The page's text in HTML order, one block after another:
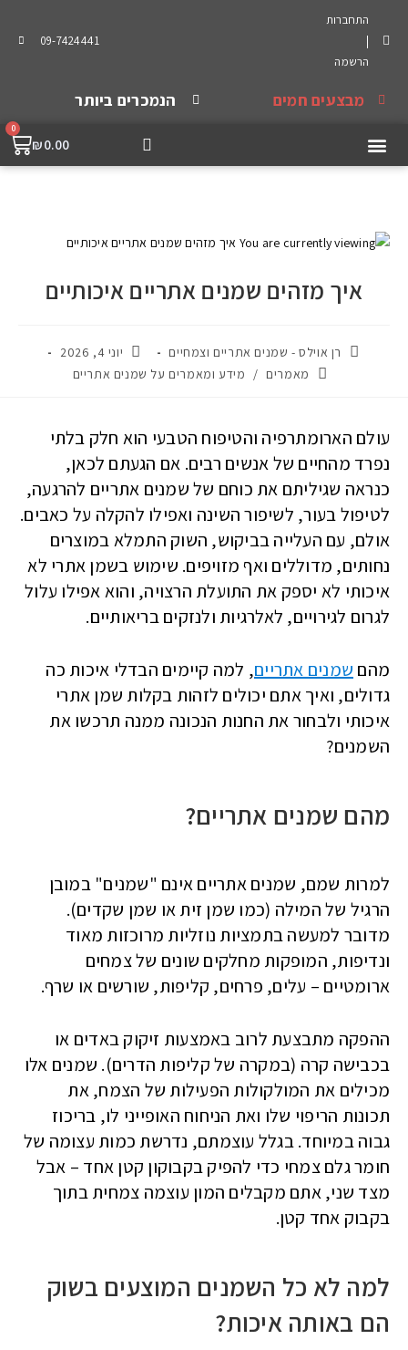
התחברות
|
הרשמה
מבצעים חמים הנמכרים ביותר
09-7424441
₪0.00
0
איך מזהים שמנים אתריים איכותיים
רן אוילס - שמנים אתריים וצמחיים
יוני 4, 2026
מאמרים / מידע ומאמרים על שמנים אתריים
עולם הארומתרפיה והטיפוח הטבעי הוא חלק בלתי
נפרד מהחיים של אנשים רבים. אם הגעתם לכאן,
כנראה שגיליתם את כוחם של שמנים אתריים להרגעה,
לטיפול בעור, לשיפור השינה ואפילו להקלה על כאבים.
אולם, עם העלייה בביקוש, השוק התמלא במוצרים
נחותים, מדוללים ואף מזויפים. שימוש בשמן אתרי לא
איכותי לא יספק את התועלת הרצויה, והוא אפילו עלול
לגרום לגירויים, לאלרגיות ולנזקים בריאותיים.
מהם שמנים אתריים, למה קיימים הבדלי איכות כה
גדולים, ואיך אתם יכולים לזהות בקלות שמן אתרי
איכותי ולבחור את החנות הנכונה ממנה תרכשו את
השמנים?
מהם שמנים אתריים?
למרות שמם, שמנים אתריים אינם "שמנים" במובן
הרגיל של המילה (כמו שמן זית או שמן שקדים).
מדובר למעשה בתמציות נוזליות מרוכזות מאוד
ונדיפות, המופקות מחלקים שונים של צמחים
ארומטיים – עלים, פרחים, קליפות, שורשים או שרף.
ההפקה מתבצעת לרוב באמצעות זיקוק באדים או
בכבישה קרה (במקרה של קליפות הדרים). שמנים אלו
מכילים את המולקולות הפעילות של הצמח, את
תכונות הריפוי שלו ואת הניחוח האופייני לו, בריכוז
גבוה במיוחד. בגלל עוצמתם, נדרשת כמות עצומה של
חומר גלם צמחי כדי להפיק בקבוקון קטן אחד – אבל
מצד שני, אתם מקבלים המון עוצמה צמחית בתוך
בקבוק אחד קטן.
למה לא כל השמנים המוצעים בשוק
הם באותה איכות?